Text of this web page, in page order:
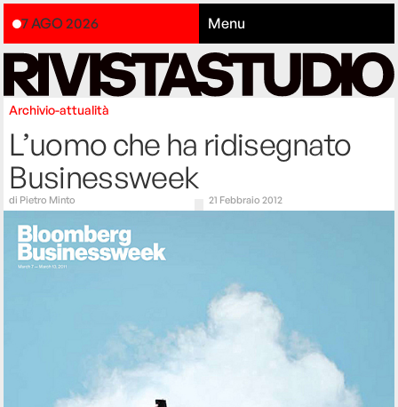
7 AGO 2026 Menu
Archivio-attualità
L’uomo che ha ridisegnato
Businessweek
di Pietro Minto 21 Febbraio 2012